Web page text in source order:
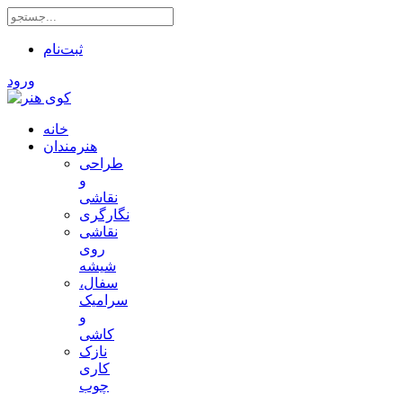
ثبت‌نام
ورود
خانه
هنرمندان
طراحی
و
نقاشی
نگارگری
نقاشی
روی
شیشه
سفال،
سرامیک
و
کاشی
نازک
کاری
چوب